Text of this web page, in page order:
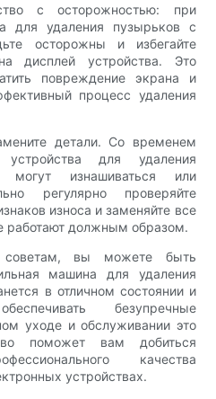
с осторожностью: при
для удаления пузырьков с
осторожны и избегайте
дисплей устройства. Это
повреждение экрана и
процесс удаления
детали. Со временем
устройства для удаления
изнашиваться или
регулярно проверяйте
износа и заменяйте все
работают должным образом.
вы можете быть
машина для удаления
в отличном состоянии и
безупречные
уходе и обслуживании это
поможет вам добиться
качества
устройствах.